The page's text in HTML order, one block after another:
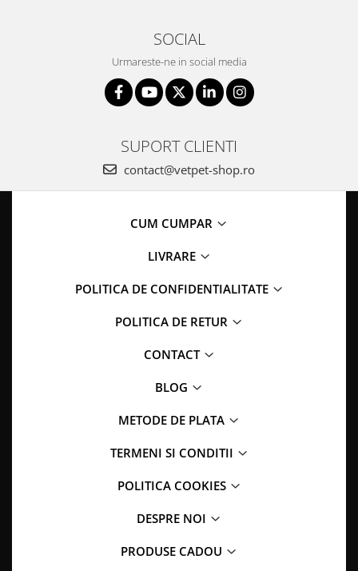
SOCIAL
Urmareste-ne in social media
SUPORT CLIENTI
contact@vetpet-shop.ro
CUM CUMPAR
LIVRARE
POLITICA DE CONFIDENTIALITATE
POLITICA DE RETUR
CONTACT
BLOG
METODE DE PLATA
TERMENI SI CONDITII
POLITICA COOKIES
DESPRE NOI
PRODUSE CADOU